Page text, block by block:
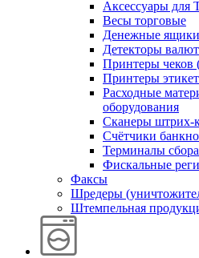
Аксессуары для
Весы торговые
Денежные ящики
Детекторы валют
Принтеры чеков
Принтеры
Расходные
оборудования
Сканеры штрих-
Счётчики
Терминалы
Фискальные
Факсы
Шредеры
Штемпельная